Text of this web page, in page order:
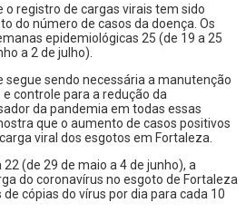
o registro de cargas virais tem sido
do número de casos da doença. Os
epidemiológicas 25 (de 19 a 25
a 2 de julho).
segue sendo necessária a manutenção
controle para a redução da
da pandemia em todas essas
que o aumento de casos positivos
viral dos esgotos em Fortaleza.
(de 29 de maio a 4 de junho), a
do coronavírus no esgoto de Fortaleza
cópias do vírus por dia para cada 10